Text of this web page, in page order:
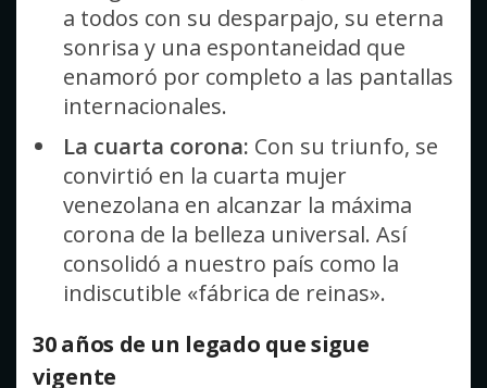
a todos con su desparpajo, su eterna
sonrisa y una espontaneidad que
enamoró por completo a las pantallas
internacionales.
La cuarta corona: Con su triunfo, se
convirtió en la cuarta mujer
venezolana en alcanzar la máxima
corona de la belleza universal. Así
consolidó a nuestro país como la
indiscutible «fábrica de reinas».
30 años de un legado que sigue
vigente